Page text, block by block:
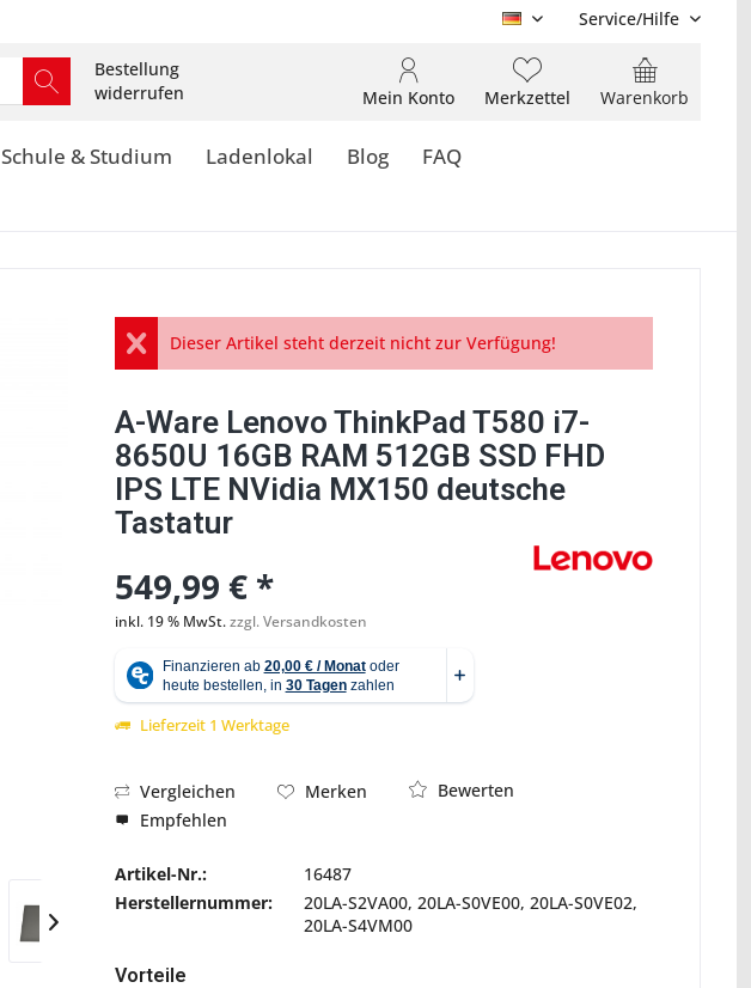
DE Service/Hilfe
Bestellung
widerrufen
Warenkorb
Merkzettel
Mein Konto
Schule & Studium Ladenlokal Blog FAQ
Abbildung ähnlich
Dieser Artikel steht derzeit nicht zur Verfügung!
A-Ware Lenovo ThinkPad T580 i7-
8650U 16GB RAM 512GB SSD FHD
IPS LTE NVidia MX150 deutsche
Tastatur
549,99 € *
inkl. 19 % MwSt.zzgl. Versandkosten
Lieferzeit 1 Werktage
Vergleichen Merken
Bewerten
Empfehlen
Artikel-Nr.:
16487
Herstellernummer:
20LA-S2VA00, 20LA-S0VE00, 20LA-S0VE02,
20LA-S4VM00
Vorteile